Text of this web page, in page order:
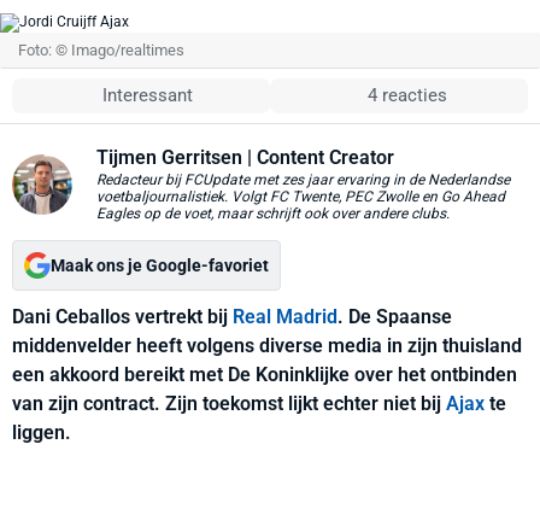
Foto: © Imago/realtimes
Interessant 4 reacties
Tijmen Gerritsen | Content Creator
Redacteur bij FCUpdate met zes jaar ervaring in de Nederlandse
voetbaljournalistiek. Volgt FC Twente, PEC Zwolle en Go Ahead
Eagles op de voet, maar schrijft ook over andere clubs.
Maak ons je Google-favoriet
Dani Ceballos vertrekt bij Real Madrid. De Spaanse
middenvelder heeft volgens diverse media in zijn thuisland
een akkoord bereikt met De Koninklijke over het ontbinden
van zijn contract. Zijn toekomst lijkt echter niet bij Ajax te
liggen.